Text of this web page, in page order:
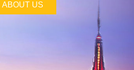
ABOUT US